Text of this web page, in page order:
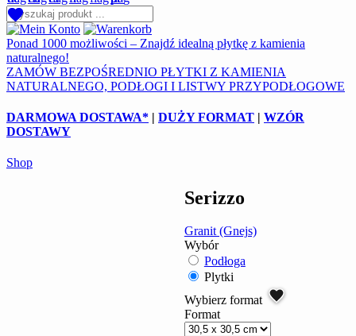
Ponad 1000 możliwości – Znajdź idealną płytkę z kamienia
naturalnego!
ZAMÓW BEZPOŚREDNIO PŁYTKI Z KAMIENIA
NATURALNEGO, PODŁOGI I LISTWY PRZYPODŁOGOWE
DARMOWA DOSTAWA* | DUŻY FORMAT | WZÓR
DOSTAWY
Shop
Serizzo
Granit (Gnejs)
Wybór
Podłoga
Plytki
Wybierz format
Format